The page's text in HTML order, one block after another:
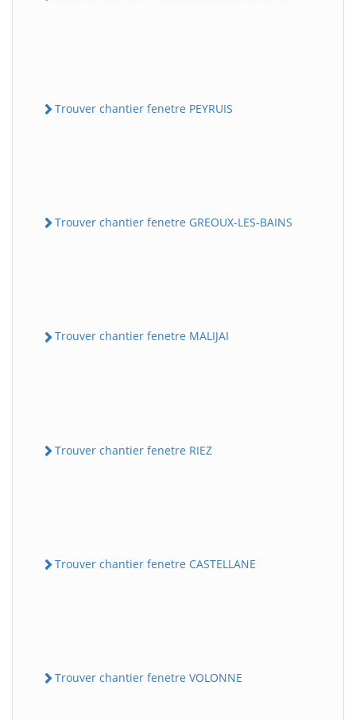
Trouver chantier fenetre PEYRUIS
Trouver chantier fenetre GREOUX-LES-BAINS
Trouver chantier fenetre MALIJAI
Trouver chantier fenetre RIEZ
Trouver chantier fenetre CASTELLANE
Trouver chantier fenetre VOLONNE